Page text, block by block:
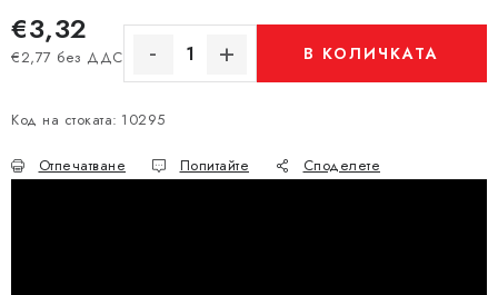
€3,32
€2,77 без ДДС
Измерване на цената:
В КОЛИЧКАТА
Код на стоката: 10295
Отпечатване Попитайте Споделете